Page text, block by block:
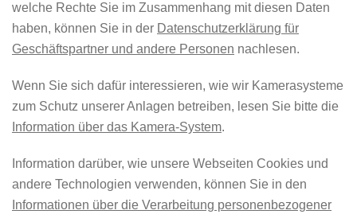
welche Rechte Sie im Zusammenhang mit diesen Daten
haben, können Sie in der Datenschutzerklärung für
Geschäftspartner und andere Personen nachlesen.
Wenn Sie sich dafür interessieren, wie wir Kamerasysteme
zum Schutz unserer Anlagen betreiben, lesen Sie bitte die
Information über das Kamera-System.
Information darüber, wie unsere Webseiten Cookies und
andere Technologien verwenden, können Sie in den
Informationen über die Verarbeitung personenbezogener